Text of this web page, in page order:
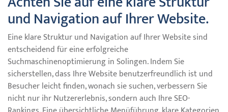
und Navigation auf Ihrer Website.
Eine klare Struktur und Navigation auf Ihrer Website sind
entscheidend für eine erfolgreiche
Suchmaschinenoptimierung in Solingen. Indem Sie
sicherstellen, dass Ihre Website benutzerfreundlich ist und
Besucher leicht finden, wonach sie suchen, verbessern Sie
nicht nur ihr Nutzererlebnis, sondern auch Ihre SEO-